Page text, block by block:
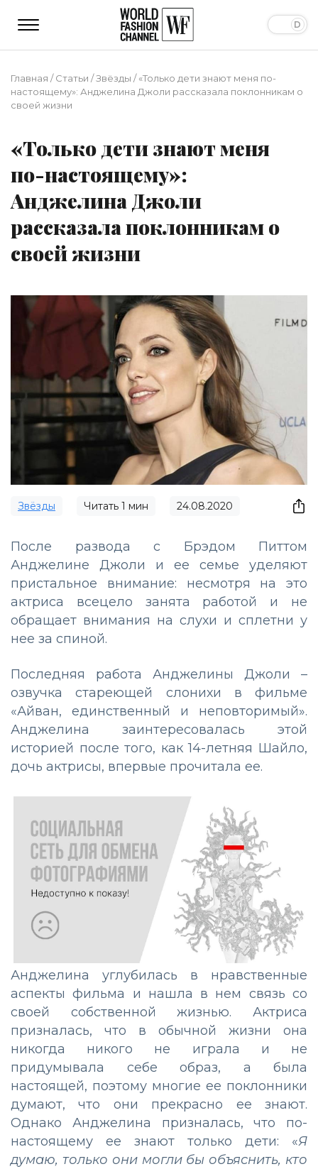
Главная /Статьи /Звёзды /«Только дети знают меня по-
настоящему»: Анджелина Джоли рассказала поклонникам о
своей жизни
«Только дети знают меня
по-настоящему»:
Анджелина Джоли
рассказала поклонникам о
своей жизни
Звёзды Читать 1 мин 24.08.2020
После развода с Брэдом Питтом
Анджелине Джоли и ее семье уделяют
пристальное внимание: несмотря на это
актриса всецело занята работой и не
обращает внимания на слухи и сплетни у
нее за спиной.
Последняя работа Анджелины Джоли –
озвучка стареющей слонихи в фильме
«Айван, единственный и неповторимый».
Анджелина заинтересовалась этой
историей после того, как 14-летняя Шайло,
дочь актрисы, впервые прочитала ее.
Анджелина углубилась в нравственные
аспекты фильма и нашла в нем связь со
своей собственной жизнью. Актриса
призналась, что в обычной жизни она
никогда никого не играла и не
придумывала себе образ, а была
настоящей, поэтому многие ее поклонники
думают, что они прекрасно ее знают.
Однако Анджелина призналась, что по-
настоящему ее знают только дети: «Я
думаю, только они могли бы объяснить, кто